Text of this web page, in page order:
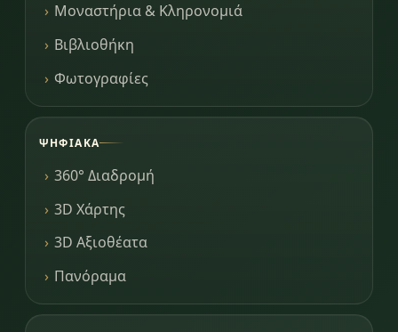
Μοναστήρια & Κληρονομιά
Βιβλιοθήκη
Φωτογραφίες
ΨΗΦΙΑΚΆ
360° Διαδρομή
3D Χάρτης
3D Αξιοθέατα
Πανόραμα